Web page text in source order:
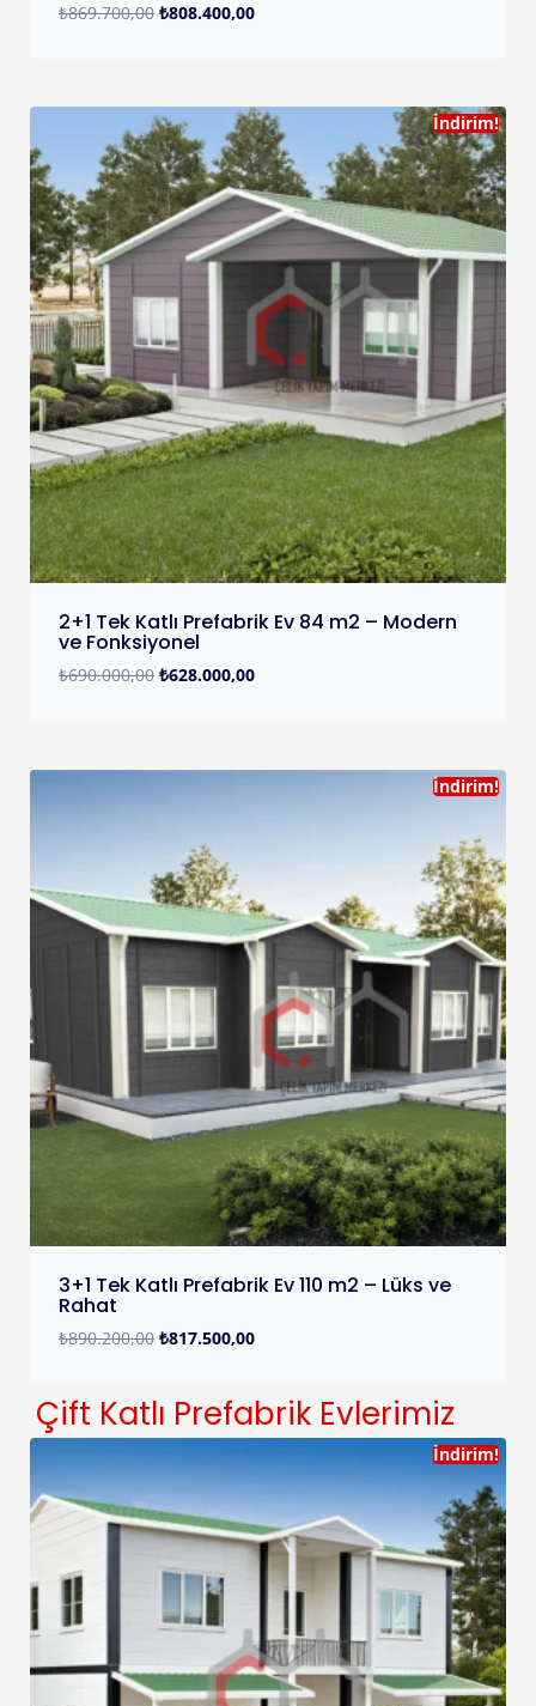
₺869.700,00 ₺808.400,00
İndirim!
2+1 Tek Katlı Prefabrik Ev 84 m2 – Modern
ve Fonksiyonel
₺690.000,00 ₺628.000,00
İndirim!
3+1 Tek Katlı Prefabrik Ev 110 m2 – Lüks ve
Rahat
₺890.200,00 ₺817.500,00
Çift Katlı Prefabrik Evlerimiz
İndirim!